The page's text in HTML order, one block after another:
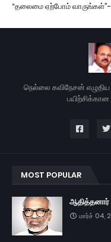
“தலைமை ஏற்போம்
நெல்லை கவிநேசன்
MOST POPULAR
ஆதித்தனார்
மார்ச் 04,